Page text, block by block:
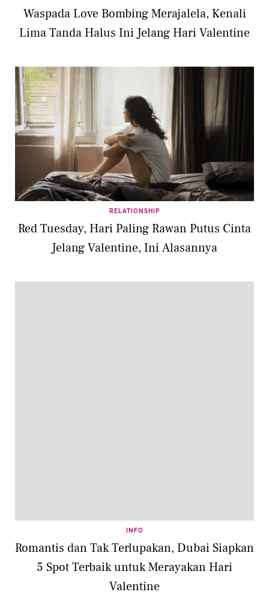
Waspada Love Bombing Merajalela, Kenali
Lima Tanda Halus Ini Jelang Hari Valentine
RELATIONSHIP
Red Tuesday, Hari Paling Rawan Putus Cinta
Jelang Valentine, Ini Alasannya
INFO
Romantis dan Tak Terlupakan, Dubai Siapkan
5 Spot Terbaik untuk Merayakan Hari
Valentine